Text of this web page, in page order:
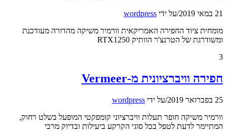
21 במאי 2019 /על ידי wordpress
מומחית ציוד החפירה האמריקאית וורמיר משיקה מהדורה מעודכנת
ומשודרגת של הטרנצ'ר הוותיק RTX1250
3
חפירה וויברציונית מ-Vermeer
25 בפברואר 2019 /על ידי wordpress
וורמיר משיקה חופר תעלות וויברציוני קומפקטי המופעל בשלט רחוק,
המתיימר לדעת לטפל בכל סוגי הקרקע ביעילות ובדיוק מרבי